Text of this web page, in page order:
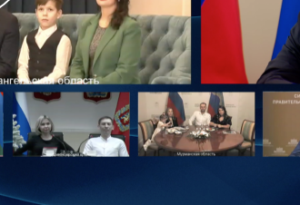
года, среда
Восточного полигона
22:40 Москва, Кремль
законодателей